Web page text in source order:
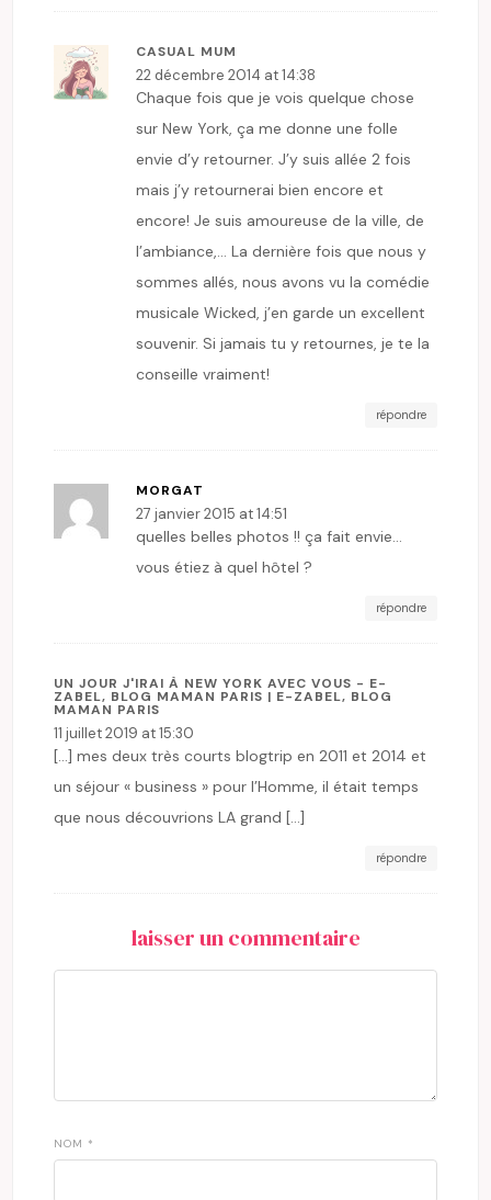
CASUAL MUM
22 décembre 2014 at 14:38
Chaque fois que je vois quelque chose
sur New York, ça me donne une folle
envie d’y retourner. J’y suis allée 2 fois
mais j’y retournerai bien encore et
encore! Je suis amoureuse de la ville, de
l’ambiance,… La dernière fois que nous y
sommes allés, nous avons vu la comédie
musicale Wicked, j’en garde un excellent
souvenir. Si jamais tu y retournes, je te la
conseille vraiment!
répondre
MORGAT
27 janvier 2015 at 14:51
quelles belles photos !! ça fait envie…
vous étiez à quel hôtel ?
répondre
UN JOUR J'IRAI À NEW YORK AVEC VOUS - E-
ZABEL, BLOG MAMAN PARIS | E-ZABEL, BLOG
MAMAN PARIS
11 juillet 2019 at 15:30
[…] mes deux très courts blogtrip en 2011 et 2014 et
un séjour « business » pour l’Homme, il était temps
que nous découvrions LA grand […]
répondre
laisser un commentaire
NOM *